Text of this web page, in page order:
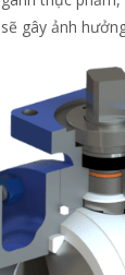
gây ảnh